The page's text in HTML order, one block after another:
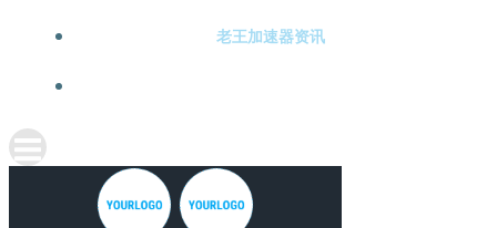
老王加速器资讯